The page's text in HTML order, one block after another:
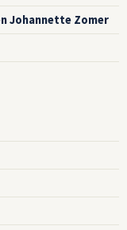
Johannette Zomer